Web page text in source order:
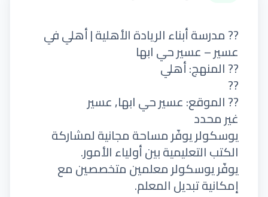
?? مدرسة أبناء الريادة الأهلية | أهلي في
عسير – عسير حي ابها
?? المنهج: أهلي
??
?? الموقع: عسير حي ابها, عسير
غير محدد
يوسكولر يوفّر مساحة مجانية لمشاركة
الكتب التعليمية بين أولياء الأمور.
يوفّر يوسكولر معلمين متخصصين مع
إمكانية تبديل المعلم.